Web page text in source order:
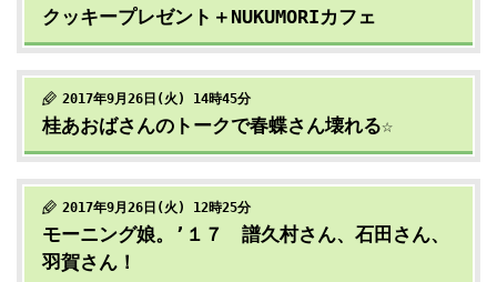
クッキープレゼント＋NUKUMORIカフェ
2017年9月26日(火) 14時45分
桂あおばさんのトークで春蝶さん壊れる☆
2017年9月26日(火) 12時25分
モーニング娘。’１７ 譜久村さん、石田さん、
羽賀さん！